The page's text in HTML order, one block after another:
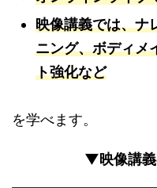
映像講義では、ナ
ニング、ボディメ
ト強化など
を学べます。
▼映像講義